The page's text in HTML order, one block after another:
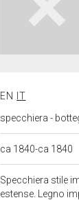
EN
IT
specchiera -
ca 1840-ca 1840
Specchiera stile
estense. Legno